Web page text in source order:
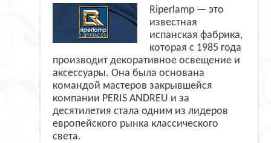
Riperlamp — это
известная
испанская фабрика,
которая с 1985 года
производит декоративное освещение и
аксессуары. Она была основана
командой мастеров закрывшейся
компании PERIS ANDREU и за
десятилетия стала одним из лидеров
европейского рынка классического
света.